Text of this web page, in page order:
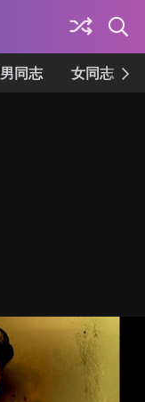
男同志 女同志